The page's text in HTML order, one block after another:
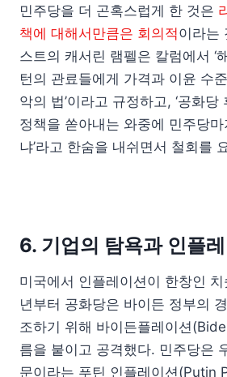
민주당을 더 곤혹스럽게 한 것은
책에 대해서만큼은 회의적이라는
스트의 캐서린 램펠은 칼럼에서 ‘
턴의 관료들에게 가격과 이윤 수
악의 법’이라고 규정하고, ‘공화
정책을 쏟아내는 와중에 민주당
냐’라고 한숨을 내쉬면서 철회를
6. 기업의 탐욕과 인플
미국에서 인플레이션이 한창인
년부터 공화당은 바이든 정부의
조하기 위해 바이든플레이션
름을 붙이고 공격했다. 민주당은
문이라는 푸틴 인플레이션(Putin